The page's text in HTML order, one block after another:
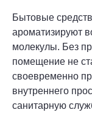
Бытовые
ароматизируют
молекулы. Без
помещение не
своевременно
внутреннего
санитарную